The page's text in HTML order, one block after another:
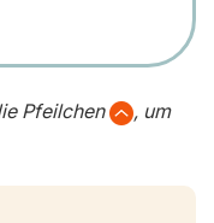
Pfeilchen
, um